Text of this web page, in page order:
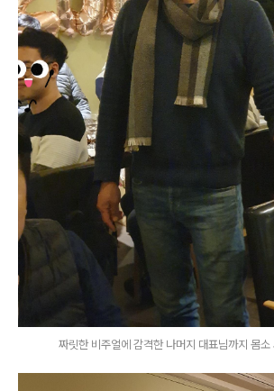
짜릿한 비주얼에 감격한 나머지 대표님까지 몸